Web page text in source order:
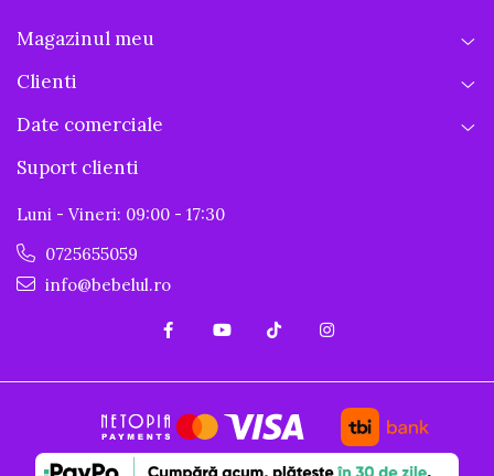
Magazinul meu
Clienti
Date comerciale
Suport clienti
Luni - Vineri: 09:00 - 17:30
0725655059
info@bebelul.ro